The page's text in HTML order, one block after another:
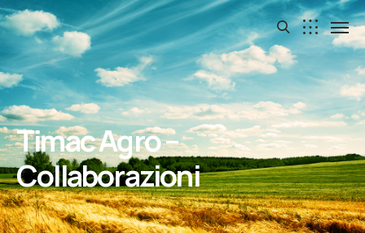
Timac Agro –
Collaborazioni